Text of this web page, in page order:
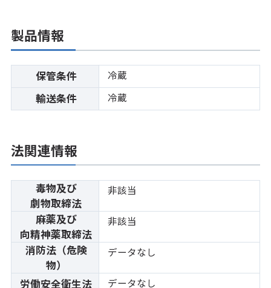
製品情報
保管条件 冷蔵
輸送条件 冷蔵
法関連情報
毒物及び
劇物取締法
非該当
麻薬及び
向精神薬取締法
非該当
消防法（危険
物）
データなし
労働安全衛生法 データなし